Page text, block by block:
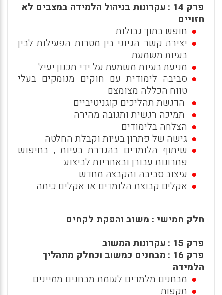
פרק 14 : עקרונות בניהול הלמידה במצבים לא
חזויים
חופש בתוך גבולות
יצירת קשר הגיוני בין מטרות הפעילות לבין
בעיות משמעת
מניעת בעיות משמעת על ידי תכנון יעיל
סביבה לימודית עם חוקים מנומקים בעלי
טווח הכללה מצומצם
הדגשת תהליכים קוגניטיביים
תמיכה רגשית ותגובה מהירה
הצלחה בלימודים
גישה של פתרון בעיות וקבלת החלטה
שיתוף הלומדים בהגדרת בעיות , בחיפוש
פתרונות עבורן ובאחריות לביצוע
עיצוב סביבה והקבצה מחדש
אקלים קבוצת הלומדים או אקלים כיתה
חלק חמישי : משוב והפקת לקחים
פרק 15 : עקרונות המשוב
פרק 16 : מבחנים כמשוב וכחלק מתהליך
הלמידה
מבחנים מלמדים לעומת מבחנים ממיינים
תקפות